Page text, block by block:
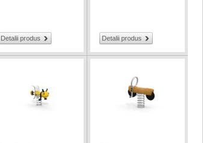
Detalii produs Detalii produs